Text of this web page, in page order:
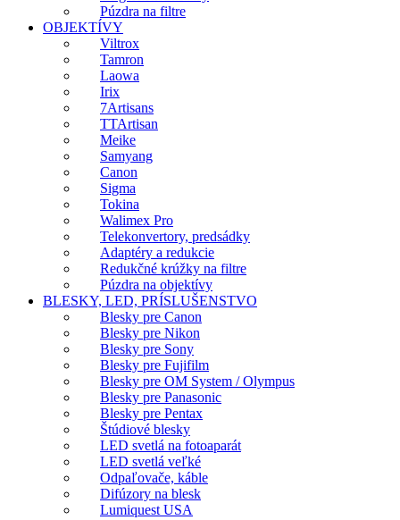
Púzdra na filtre
OBJEKTÍVY
Viltrox
Tamron
Laowa
Irix
7Artisans
TTArtisan
Meike
Samyang
Canon
Sigma
Tokina
Walimex Pro
Telekonvertory, predsádky
Adaptéry a redukcie
Redukčné krúžky na filtre
Púzdra na objektívy
BLESKY, LED, PRÍSLUŠENSTVO
Blesky pre Canon
Blesky pre Nikon
Blesky pre Sony
Blesky pre Fujifilm
Blesky pre OM System / Olympus
Blesky pre Panasonic
Blesky pre Pentax
Štúdiové blesky
LED svetlá na fotoaparát
LED svetlá veľké
Odpaľovače, káble
Difúzory na blesk
Lumiquest USA